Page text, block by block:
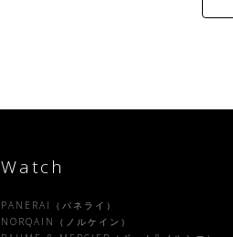
Watch
PANERAI（パネライ）
NORQAIN（ノルケイン）